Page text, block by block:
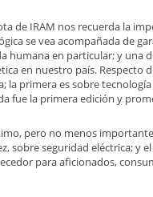
de IRAM nos recuerda la
se vea acompañada de
humana en particular; y una
en nuestro país. Respecto
la primera es sobre
fue la primera edición y
pero no menos
sobre seguridad eléctrica; y
para aficionados,